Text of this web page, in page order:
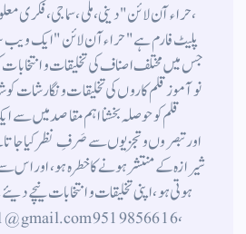
،حراء آن لائن" دینی ، ملی ، سماجی ، فکری
پلیٹ فارم ہے " حراء آن لائن " ایک ویب
جس میں مختلف اصناف کی تخلیقات و انتخابات
نوآموز قلم کاروں کی تخلیقات و نگارشات کو
قلم کوحوصلہ بخشنا اہم مقاصد میں سے
اورتبصروں وتجزیوں سے صَرفِ نظر کیا
شیرازہ کے منتشر ہونے کاخطرہ ہو ، اور اس
ہوتی ہو، اپنی تخلیقات و انتخابات نیچے
، 9519856616 hiraonline2001@gmail.com